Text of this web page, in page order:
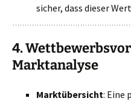
sicher, dass dieser
4.
Marktanalyse
Marktübersicht: Eine